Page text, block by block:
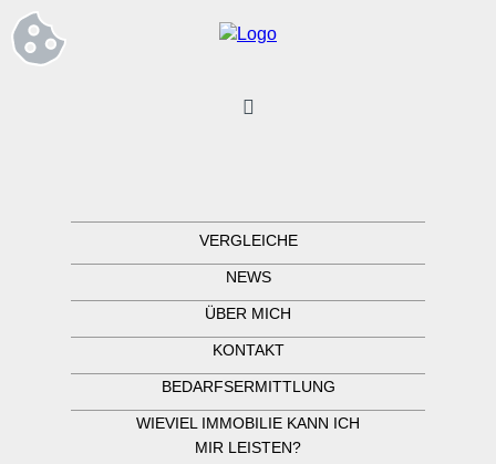
VERGLEICHE
NEWS
ÜBER MICH
KONTAKT
BEDARFSERMITTLUNG
WIEVIEL IMMOBILIE KANN ICH
MIR LEISTEN?